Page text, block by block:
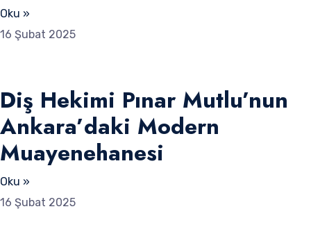
Oku »
16 Şubat 2025
Diş Hekimi Pınar Mutlu’nun
Ankara’daki Modern
Muayenehanesi
Oku »
16 Şubat 2025